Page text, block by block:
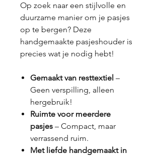
Op zoek naar een stijlvolle en
duurzame manier om je pasjes
op te bergen? Deze
handgemaakte pasjeshouder is
precies wat je nodig hebt!
Gemaakt van resttextiel –
Geen verspilling, alleen
hergebruik!
Ruimte voor meerdere
pasjes – Compact, maar
verrassend ruim.
Met liefde handgemaakt in